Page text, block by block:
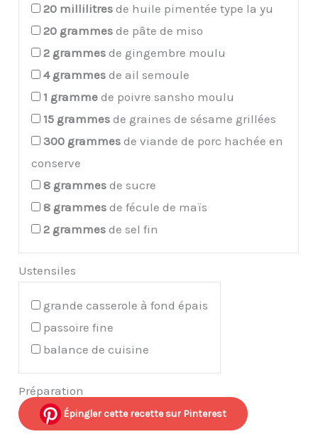
20 millilitres de huile pimentée type la yu
20 grammes de pâte de miso
2 grammes de gingembre moulu
4 grammes de ail semoule
1 gramme de poivre sansho moulu
15 grammes de graines de sésame grillées
300 grammes de viande de porc hachée en
conserve
8 grammes de sucre
8 grammes de fécule de maïs
2 grammes de sel fin
Ustensiles
grande casserole à fond épais
passoire fine
balance de cuisine
Préparation
Épingler cette recette sur Pinterest